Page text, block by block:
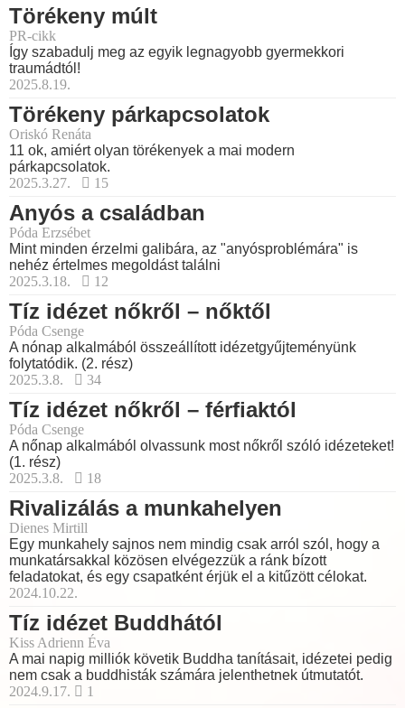
Törékeny múlt
PR-cikk
Így szabadulj meg az egyik legnagyobb gyermekkori
traumádtól!
2025.8.19.
Törékeny párkapcsolatok
Oriskó Renáta
11 ok, amiért olyan törékenyek a mai modern
párkapcsolatok.
2025.3.27.
15
Anyós a családban
Póda Erzsébet
Mint minden érzelmi galibára, az "anyósproblémára" is
nehéz értelmes megoldást találni
2025.3.18.
12
Tíz idézet nőkről – nőktől
Póda Csenge
A nónap alkalmából összeállított idézetgyűjteményünk
folytatódik. (2. rész)
2025.3.8.
34
Tíz idézet nőkről – férfiaktól
Póda Csenge
A nőnap alkalmából olvassunk most nőkről szóló idézeteket!
(1. rész)
2025.3.8.
18
Rivalizálás a munkahelyen
Dienes Mirtill
Egy munkahely sajnos nem mindig csak arról szól, hogy a
munkatársakkal közösen elvégezzük a ránk bízott
feladatokat, és egy csapatként érjük el a kitűzött célokat.
2024.10.22.
Tíz idézet Buddhától
Kiss Adrienn Éva
A mai napig milliók követik Buddha tanításait, idézetei pedig
nem csak a buddhisták számára jelenthetnek útmutatót.
2024.9.17.
1